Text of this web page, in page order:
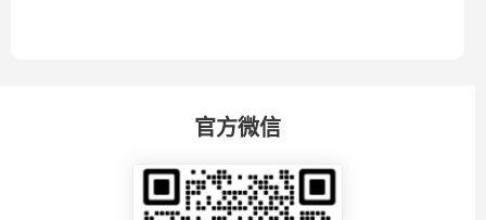
官方微信